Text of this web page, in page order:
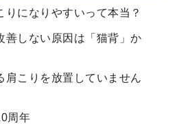
りになりやすいって本当？
善しない原因は「猫背」か
肩こりを放置していません
周年